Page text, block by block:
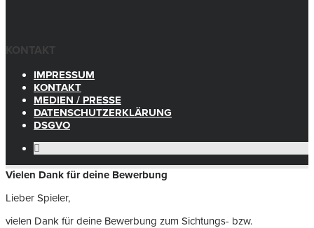
KONTAKT
IMPRESSUM
KONTAKT
MEDIEN / PRESSE
DATENSCHUTZERKLÄRUNG
DSGVO
Vielen Dank für deine Bewerbung
Lieber Spieler,
vielen Dank für deine Bewerbung zum Sichtungs- bzw.